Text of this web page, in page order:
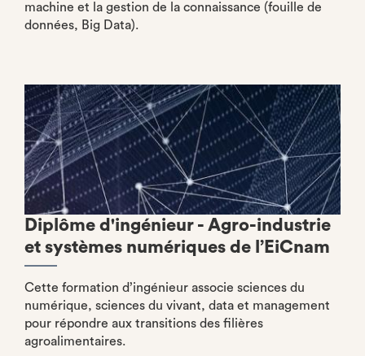
machine et la gestion de la connaissance (fouille de
données, Big Data).
Diplôme d'ingénieur - Agro-industrie
et systèmes numériques de l’EiCnam
Cette formation d’ingénieur associe sciences du
numérique, sciences du vivant, data et management
pour répondre aux transitions des filières
agroalimentaires.